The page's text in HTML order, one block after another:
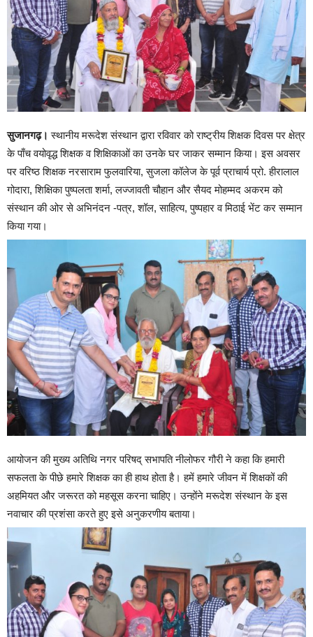
सुजानगढ़। स्थानीय मरूदेश संस्थान द्वारा रविवार को राष्ट्रीय शिक्षक दिवस पर क्षेत्र
के पाँच वयोवृद्ध शिक्षक व शिक्षिकाओं का उनके घर जाकर सम्मान किया। इस अवसर
पर वरिष्ठ शिक्षक नरसाराम फुलवारिया, सुजला कॉलेज के पूर्व प्राचार्य प्रो. हीरालाल
गोदारा, शिक्षिका पुष्पलता शर्मा, लज्जावती चौहान और सैयद मोहम्मद अकरम को
संस्थान की ओर से अभिनंदन -पत्र, शॉल, साहित्य, पुष्पहार व मिठाई भेंट कर सम्मान
किया गया।
आयोजन की मुख्य अतिथि नगर परिषद् सभापति नीलोफर गौरी ने कहा कि हमारी
सफलता के पीछे हमारे शिक्षक का ही हाथ होता है। हमें हमारे जीवन में शिक्षकों की
अहमियत और जरूरत को महसूस करना चाहिए। उन्होंने मरूदेश संस्थान के इस
नवाचार की प्रशंसा करते हुए इसे अनुकरणीय बताया।